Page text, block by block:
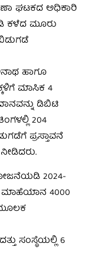
ಘಟಕದ ಅಧಿಕಾರಿ
ಕಳೆದ ಮೂರು
ಹಾಗೂ
ಮಾಸಿಕ 4
ಡಿಬಿಟಿ
204
ಪ್ರಸ್ತಾವನೆ
2024-
ಮಾಹೆಯಾನ 4000
ಮೂಲಕ
ಸಂಸ್ಥೆಯಲ್ಲಿ 6